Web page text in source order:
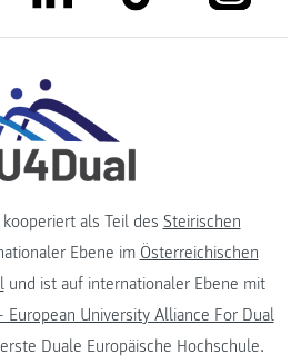
kooperiert als Teil des Steirischen
Ebene im Österreichischen
und ist auf internationaler Ebene mit
European University Alliance For Dual
Duale Europäische Hochschule.